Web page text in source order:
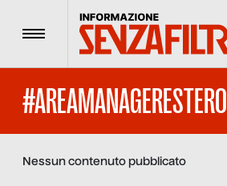
Menu
#AREAMANAGERESTERO
Nessun contenuto pubblicato